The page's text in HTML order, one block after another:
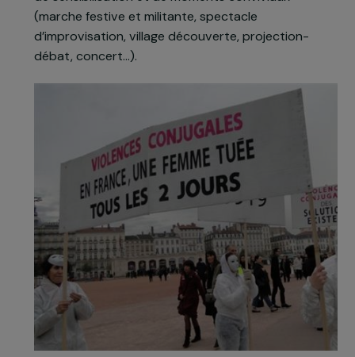
conjugales » est un événement culturel
pluridisciplinaire d’une semaine, dont l’objectif
de sensibiliser le grand public aux dangers des
programme se compose de multiples activités
de sensibilisation et de moments conviviaux
(marche festive et militante, spectacle
d’improvisation, village découverte, projection-
débat, concert…).